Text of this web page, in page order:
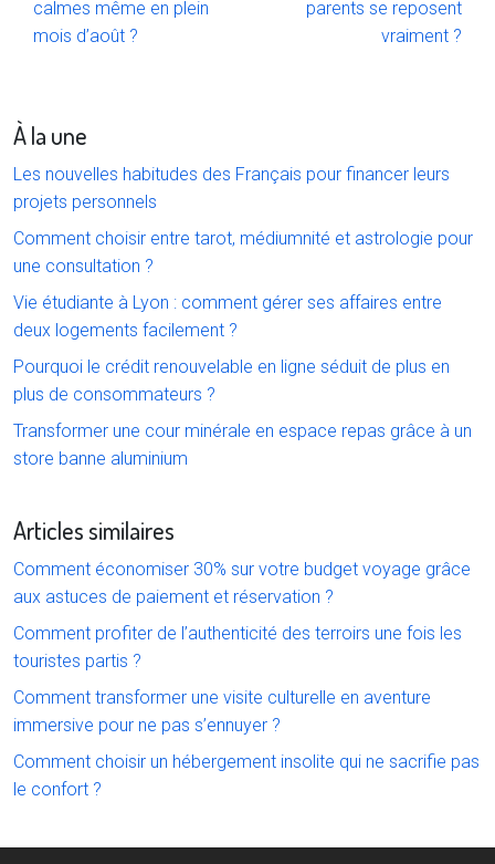
calmes même en plein
mois d’août ?
parents se reposent
vraiment ?
À la une
Les nouvelles habitudes des Français pour financer leurs
projets personnels
Comment choisir entre tarot, médiumnité et astrologie pour
une consultation ?
Vie étudiante à Lyon : comment gérer ses affaires entre
deux logements facilement ?
Pourquoi le crédit renouvelable en ligne séduit de plus en
plus de consommateurs ?
Transformer une cour minérale en espace repas grâce à un
store banne aluminium
Articles similaires
Comment économiser 30% sur votre budget voyage grâce
aux astuces de paiement et réservation ?
Comment profiter de l’authenticité des terroirs une fois les
touristes partis ?
Comment transformer une visite culturelle en aventure
immersive pour ne pas s’ennuyer ?
Comment choisir un hébergement insolite qui ne sacrifie pas
le confort ?